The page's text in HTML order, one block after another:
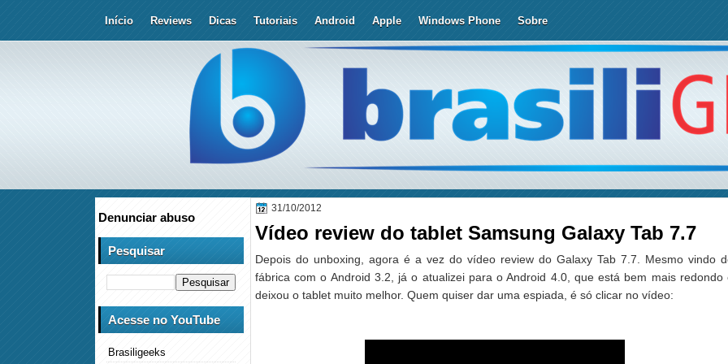
Início Reviews Dicas Tutoriais Android Apple Windows Phone Sobre
31/10/2012
Vídeo review do tablet Samsung Galaxy Tab 7.7
Depois do unboxing, agora é a vez do vídeo review do Galaxy Tab 7.7. Mesmo vindo
fábrica com o Android 3.2, já o atualizei para o Android 4.0, que está bem mais redondo
deixou o tablet muito melhor. Quem quiser dar uma espiada, é só clicar no vídeo:
Denunciar abuso
Pesquisar
Acesse no YouTube
Brasiligeeks